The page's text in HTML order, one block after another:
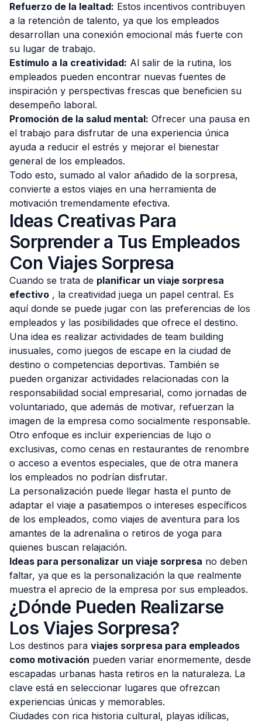
Refuerzo de la lealtad: Estos incentivos contribuyen
a la retención de talento, ya que los empleados
desarrollan una conexión emocional más fuerte con
su lugar de trabajo.
Estímulo a la creatividad: Al salir de la rutina, los
empleados pueden encontrar nuevas fuentes de
inspiración y perspectivas frescas que beneficien su
desempeño laboral.
Promoción de la salud mental: Ofrecer una pausa en
el trabajo para disfrutar de una experiencia única
ayuda a reducir el estrés y mejorar el bienestar
general de los empleados.
Todo esto, sumado al valor añadido de la sorpresa,
convierte a estos viajes en una herramienta de
motivación tremendamente efectiva.
Ideas Creativas Para
Sorprender a Tus Empleados
Con Viajes Sorpresa
Cuando se trata de planificar un viaje sorpresa
efectivo , la creatividad juega un papel central. Es
aquí donde se puede jugar con las preferencias de los
empleados y las posibilidades que ofrece el destino.
Una idea es realizar actividades de team building
inusuales, como juegos de escape en la ciudad de
destino o competencias deportivas. También se
pueden organizar actividades relacionadas con la
responsabilidad social empresarial, como jornadas de
voluntariado, que además de motivar, refuerzan la
imagen de la empresa como socialmente responsable.
Otro enfoque es incluir experiencias de lujo o
exclusivas, como cenas en restaurantes de renombre
o acceso a eventos especiales, que de otra manera
los empleados no podrían disfrutar.
La personalización puede llegar hasta el punto de
adaptar el viaje a pasatiempos o intereses específicos
de los empleados, como viajes de aventura para los
amantes de la adrenalina o retiros de yoga para
quienes buscan relajación.
Ideas para personalizar un viaje sorpresa no deben
faltar, ya que es la personalización la que realmente
muestra el aprecio de la empresa por sus empleados.
¿Dónde Pueden Realizarse
Los Viajes Sorpresa?
Los destinos para viajes sorpresa para empleados
como motivación pueden variar enormemente, desde
escapadas urbanas hasta retiros en la naturaleza. La
clave está en seleccionar lugares que ofrezcan
experiencias únicas y memorables.
Ciudades con rica historia cultural, playas idílicas,